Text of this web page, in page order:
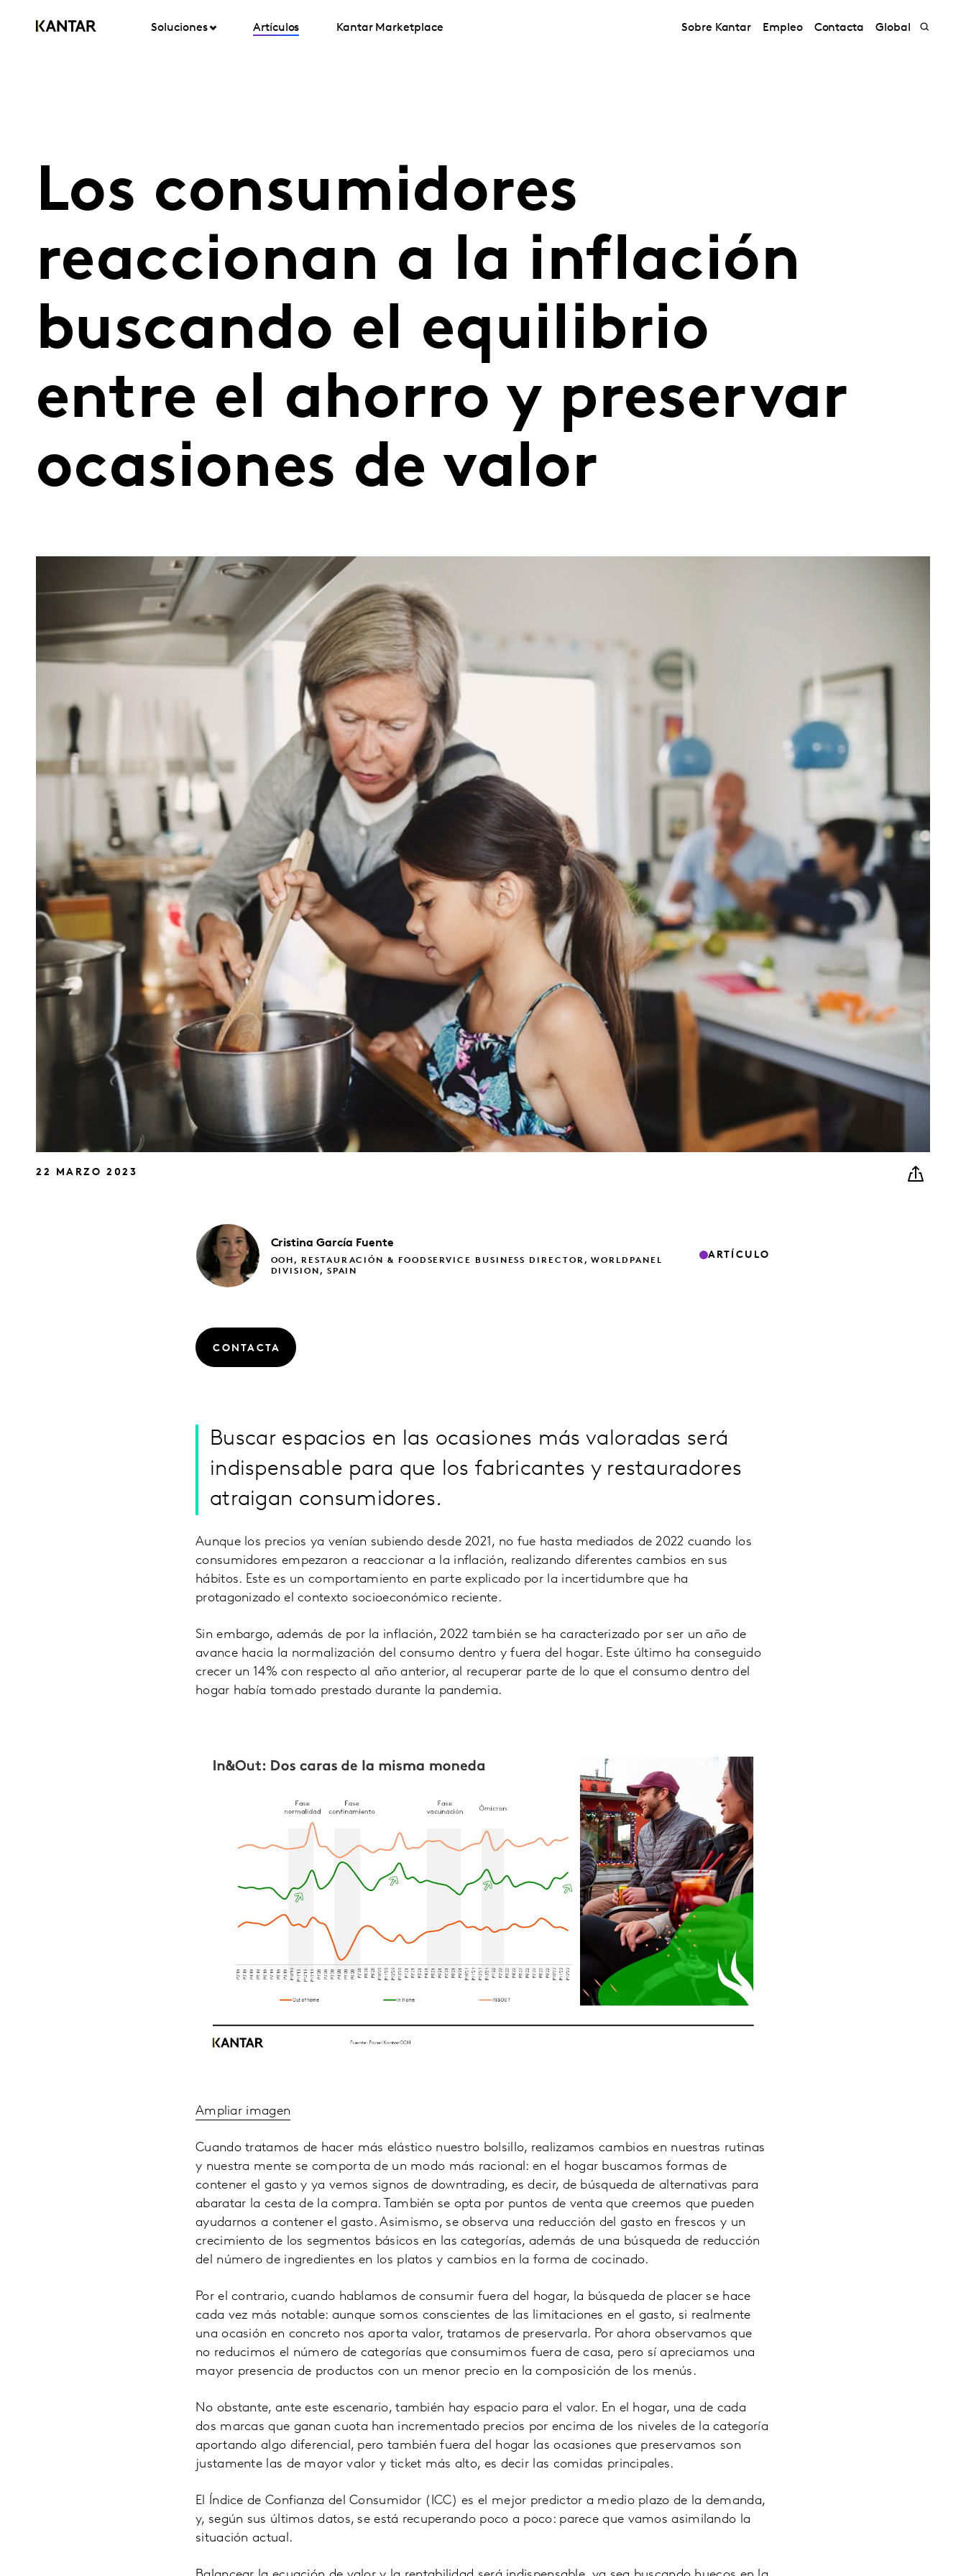
Soluciones Artículos Kantar Marketplace Sobre Kantar Empleo Contacta Global
Los consumidores
reaccionan a la inflación
buscando el equilibrio
entre el ahorro y preservar
ocasiones de valor
22 MARZO 2023
Cristina García Fuente
OOH, RESTAURACIÓN & FOODSERVICE BUSINESS DIRECTOR, WORLDPANEL
DIVISION, SPAIN
ARTÍCULO
CONTACTA
Buscar espacios en las ocasiones más valoradas será
indispensable para que los fabricantes y restauradores
atraigan consumidores.
Aunque los precios ya venían subiendo desde 2021, no fue hasta mediados de 2022 cuando los
consumidores empezaron a reaccionar a la inflación, realizando diferentes cambios en sus
hábitos. Este es un comportamiento en parte explicado por la incertidumbre que ha
protagonizado el contexto socioeconómico reciente.
Sin embargo, además de por la inflación, 2022 también se ha caracterizado por ser un año de
avance hacia la normalización del consumo dentro y fuera del hogar. Este último ha conseguido
crecer un 14% con respecto al año anterior, al recuperar parte de lo que el consumo dentro del
hogar había tomado prestado durante la pandemia.
Ampliar imagen
Cuando tratamos de hacer más elástico nuestro bolsillo, realizamos cambios en nuestras rutinas
y nuestra mente se comporta de un modo más racional: en el hogar buscamos formas de
contener el gasto y ya vemos signos de downtrading, es decir, de búsqueda de alternativas para
abaratar la cesta de la compra. También se opta por puntos de venta que creemos que pueden
ayudarnos a contener el gasto. Asimismo, se observa una reducción del gasto en frescos y un
crecimiento de los segmentos básicos en las categorías, además de una búsqueda de reducción
del número de ingredientes en los platos y cambios en la forma de cocinado.
Por el contrario, cuando hablamos de consumir fuera del hogar, la búsqueda de placer se hace
cada vez más notable: aunque somos conscientes de las limitaciones en el gasto, si realmente
una ocasión en concreto nos aporta valor, tratamos de preservarla. Por ahora observamos que
no reducimos el número de categorías que consumimos fuera de casa, pero sí apreciamos una
mayor presencia de productos con un menor precio en la composición de los menús.
No obstante, ante este escenario, también hay espacio para el valor. En el hogar, una de cada
dos marcas que ganan cuota han incrementado precios por encima de los niveles de la categoría
aportando algo diferencial, pero también fuera del hogar las ocasiones que preservamos son
justamente las de mayor valor y ticket más alto, es decir las comidas principales.
El Índice de Confianza del Consumidor (ICC) es el mejor predictor a medio plazo de la demanda,
y, según sus últimos datos, se está recuperando poco a poco: parece que vamos asimilando la
situación actual.